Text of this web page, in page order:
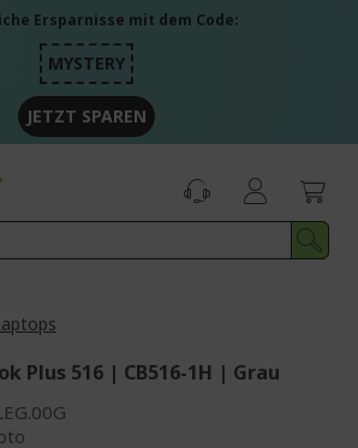
Ersparnisse mit dem Code:
MYSTERY
JETZT SPAREN
Plus 516 | CB516-1H | Grau